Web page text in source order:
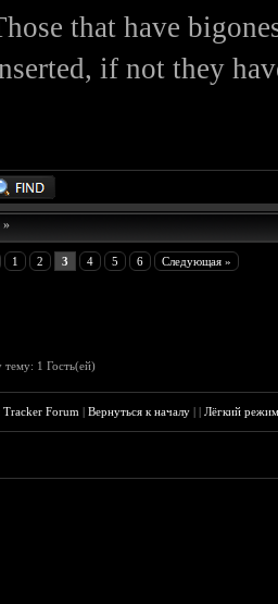
that have
if not they
»
1 2 3 4 5 6 Следующая »
тему: 1 Гость(ей)
Forum |Вернуться к началу ||Лёгкий